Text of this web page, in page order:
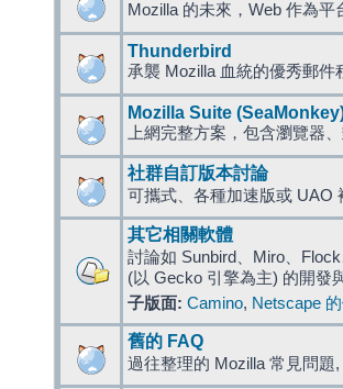
Mozilla 的未來，Web 作為平
Thunderbird
承襲 Mozilla 血統的優秀郵件
Mozilla Suite
上網完整方案，包含瀏覽器
社群自訂版本討論
可攜式、各種加速版或 UAO
其它相關軟體
討論如 Sunbird、Miro、
(以 Gecko 引擎為主) 的開發
子版面: Camino, Netscape
舊的 FAQ
過往整理的 Mozilla 常見問題